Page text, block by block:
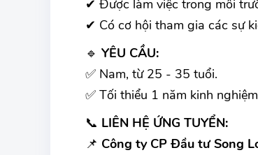
✔ Được làm việc trong môi
✔ Có cơ hội tham gia các sự
🔹 YÊU CẦU:
✅ Nam, từ 25 - 35 tuổi.
✅ Tối thiểu 1 năm kinh
📞 LIÊN HỆ ỨNG TUYỂN:
📌 Công ty CP Đầu tư Song